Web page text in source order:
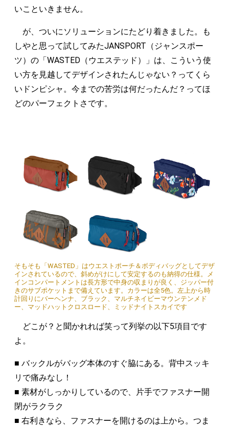
いこといきません。
が、ついにソリューションにたどり着きました。も
しやと思って試してみたJANSPORT（ジャンスポー
ツ）の「WASTED（ウエステッド）」は、こういう使
い方を見越してデザインされたんじゃない？ってくら
いドンピシャ。今までの苦労は何だったんだ？ってほ
どのパーフェクトさです。
そもそも「WASTED」はウエストポーチ＆ボディバッグとしてデザ
インされているので、斜めがけにして安定するのも納得の仕様。メ
インコンパートメントは長方形で中身の収まりが良く、ジッパー付
きのサブポケットまで備えています。カラーは全5色。左上から時
計回りにバーヘンナ、ブラック、マルチネイビーマウンテンメド
ー、マッドハットクロスロード、ミッドナイトスカイです
どこが？と聞かれれば笑って列挙の以下5項目です
よ。
■ バックルがバッグ本体のすぐ脇にある。背中スッキ
リで痛みなし！
■ 素材がしっかりしているので、片手でファスナー開
閉がラクラク
■ 右利きなら、ファスナーを開けるのは上から。つま